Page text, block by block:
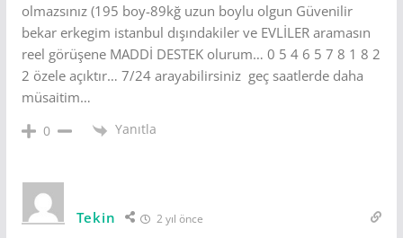
olmazsınız (195 boy-89kğ uzun boylu olgun Güvenilir
bekar erkegim istanbul dışındakiler ve EVLİLER aramasın
reel görüşene MADDİ DESTEK olurum… 0 5 4 6 5 7 8 1 8 2
2 özele açıktır… 7/24 arayabilirsiniz geç saatlerde daha
müsaitim…
0 Yanıtla
Tekin 2 yıl önce